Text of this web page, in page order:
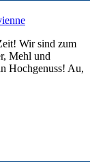
Wir sind zum
Mehl und
Hochgenuss! Au,